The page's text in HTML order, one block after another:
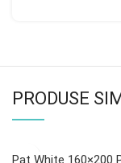
PRODUSE
Pat White 160×200